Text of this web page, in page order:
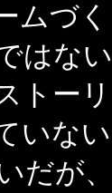
ムづ
はな
トー
いな
だが